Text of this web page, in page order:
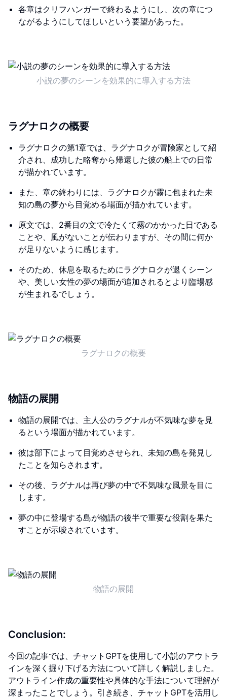
各章はクリフハンガーで終わるようにし、次の章につ
ながるようにしてほしいという要望があった。
小説の夢のシーンを効果的に導入する方法
ラグナロクの概要
ラグナロクの第1章では、ラグナロクが冒険家として紹
介され、成功した略奪から帰還した彼の船上での日常
が描かれています。
また、章の終わりには、ラグナロクが霧に包まれた未
知の島の夢から目覚める場面が描かれています。
原文では、2番目の文で冷たくて霧のかかった日である
ことや、風がないことが伝わりますが、その間に何か
が足りないように感じます。
そのため、休息を取るためにラグナロクが退くシーン
や、美しい女性の夢の場面が追加されるとより臨場感
が生まれるでしょう。
ラグナロクの概要
物語の展開
物語の展開では、主人公のラグナルが不気味な夢を見
るという場面が描かれています。
彼は部下によって目覚めさせられ、未知の島を発見し
たことを知らされます。
その後、ラグナルは再び夢の中で不気味な風景を目に
します。
夢の中に登場する島が物語の後半で重要な役割を果た
すことが示唆されています。
物語の展開
Conclusion:
今回の記事では、チャットGPTを使用して小説のアウトラ
インを深く掘り下げる方法について詳しく解説しました。
アウトライン作成の重要性や具体的な手法について理解が
深まったことでしょう。引き続き、チャットGPTを活用し